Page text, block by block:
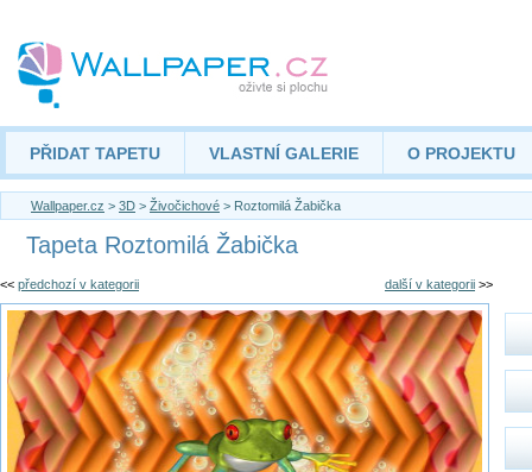
PŘIDAT TAPETU VLASTNÍ GALERIE O PROJEKTU
Wallpaper.cz > 3D > Živočichové > Roztomilá Žabička
Tapeta Roztomilá Žabička
<< předchozí v kategorii další v kategorii >>